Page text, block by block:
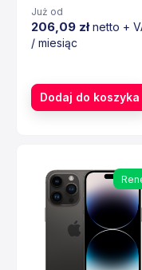
Już od
206,09 złnetto +
/ miesiąc
Dodaj do koszyka